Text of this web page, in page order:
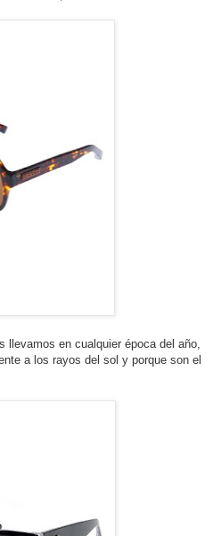
llevamos en cualquier época del año,
a los rayos del sol y porque son el